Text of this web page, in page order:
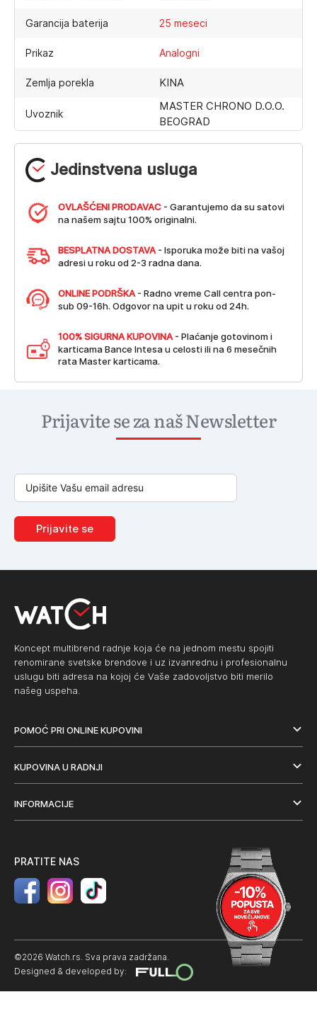
Jedinstvena usluga
OVLAŠĆENI PRODAVAC - Garantujemo da su satovi
na našem sajtu 100% originalni.
BESPLATNA DOSTAVA - Isporuka može biti na vašoj
adresi u roku od 2-3 radna dana.
ONLINE PODRŠKA - Radno vreme Call centra pon-
sub 09-16h. Odgovor na upit u roku od 24h.
100% SIGURNA KUPOVINA - Plaćanje gotovinom i
karticama Bance Intesa u celosti ili na 6 mesečnih
rata Master karticama.
Garancija baterija 25 meseci
Prikaz Analogni
Zemlja porekla KINA
Uvoznik
MASTER CHRONO D.O.O.
BEOGRAD
Prijavite se za naš Newsletter
Prijavite se
Koncept multibrend radnje koja će na jednom mestu spojiti
renomirane svetske brendove i uz izvanrednu i profesionalnu
uslugu biti adresa na kojoj će Vaše zadovoljstvo biti merilo
našeg uspeha.
POMOĆ PRI ONLINE KUPOVINI
KUPOVINA U RADNJI
INFORMACIJE
PRATITE NAS
©2026 Watch.rs. Sva prava zadržana.
Designed & developed by: